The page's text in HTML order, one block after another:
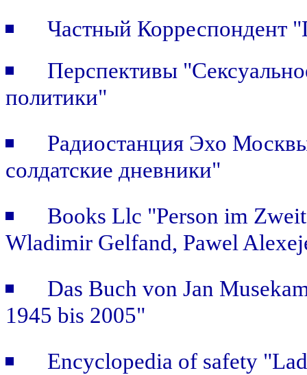
Частный Корреспондент
Перспективы
политики"
Радиостанция Эхо
солдатские дневники"
Books Llc "Person im
Wladimir Gelfand, Pawel
Das Buch von Jan
1945 bis 2005"
Encyclopedia of safety